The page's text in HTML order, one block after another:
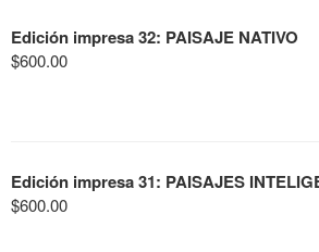
Edición impresa 32: PAISAJE NATIVO
$600.00
Edición impresa 31: PAISAJES
$600.00